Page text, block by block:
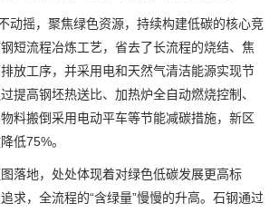
摇，聚焦绿色资源，持续构建低碳的核心竞
短流程冶炼工艺，省去了长流程的烧结、焦
放工序，并采用电和天然气清洁能源实现节
提高钢坯热送比、加热炉全自动燃烧控制、
料搬倒采用电动平车等节能减碳措施，新区
低75%。
地，处处体现着对绿色低碳发展更高标
求，全流程的“含绿量”慢慢的升高。石钢通过